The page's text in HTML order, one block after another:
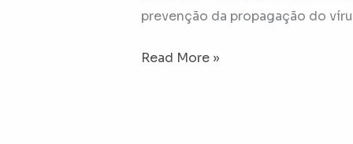
prevenção da propagação do
Read More »